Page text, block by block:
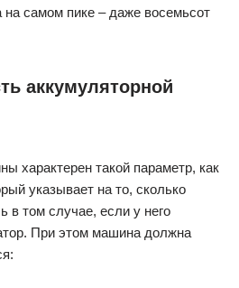
на самом пике – даже восемьсот
аккумуляторной
характерен такой параметр, как
указывает на то, сколько
в том случае, если у него
При этом машина должна